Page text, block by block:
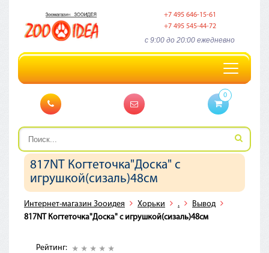
+7 495 646-15-61
+7 495 545-44-72
c 9:00 до 20:00 ежедневно
Toggle
navigation
0
817NT Когтеточка"Доска" с
игрушкой(сизаль)48см
Интернет-магазин Зооидея Хорьки .
Вывод
817NT Когтеточка"Доска" с игрушкой(сизаль)48см
Рейтинг: